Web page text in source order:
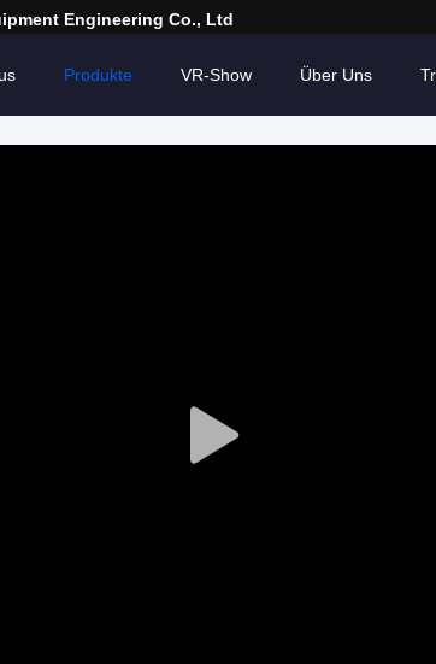
Engineering Co., Ltd
Produkte VR-Show Über Uns
Play